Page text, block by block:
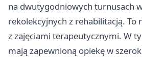
na dwutygodniowych turnusach
rekolekcyjnych z rehabilitacją. To
z zajęciami terapeutycznymi. W
mają zapewnioną opiekę w